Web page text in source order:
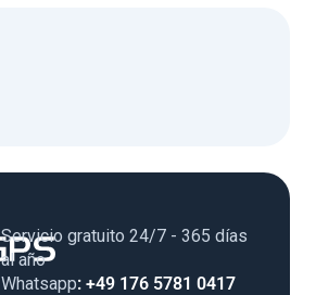
Servicio gratuito 24/7 - 365 días
al año
Whatsapp: +49 176 5781 0417